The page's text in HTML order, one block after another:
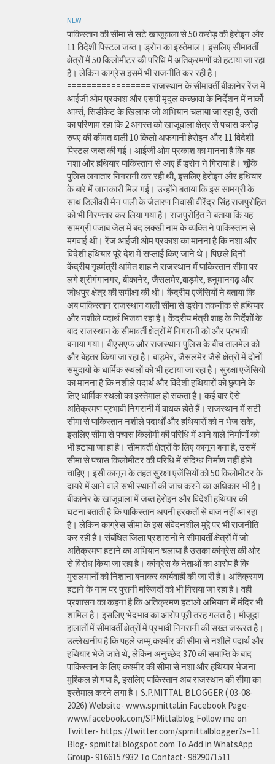
NEW
पाकिस्तान की सीमा से सटे खाजूवाला से 50 करोड़ की हेरोइन और
11 विदेशी पिस्टल जब्त। ड्रोन का इस्तेमाल। इसलिए सीमावर्ती
क्षेत्रों में 50 किलोमीटर की परिधि में अतिक्रमणों को हटाया जा रहा
है। लेकिन कांग्रेस इसमें भी राजनीति कर रही है।
================= राजस्थान के सीमावर्ती बीकानेर रेंज में
आईजी ओम प्रकाश और एसपी मृदुल कच्छावा के निर्देशन में नार्को
आर्म्स, सिडीकेट के खिलाफ जो अभियान चलाया जा रहा है, उसी
का परिणाम रहा कि 2 अगस्त को खाजूवाला क्षेत्र से पचास करोड़
रुपए की कीमत वाली 10 किलो अफगानी हेरोइन और 11 विदेशी
पिस्टल जब्त की गई। आईजी ओम प्रकाश का मानना है कि यह
नशा और हथियार पाकिस्तान से आए हैं ड्रोन ने गिराया है। चूंकि
पुलिस लगातार निगरानी कर रही थी, इसलिए हेरोइन और हथियार
के बारे में जानकारी मिल गई। उन्होंने बताया कि इस सामग्री के
साथ डिलीवरी मैन पाली के जैतारण निवासी वीरेंद्र सिंह राजपुरोहित
को भी गिरफ्तार कर लिया गया है। राजपुरोहित ने बताया कि यह
सामग्री पंजाब जेल में बंद लक्खी नाम के व्यक्ति ने पाकिस्तान से
मंगवाई थी। रेंज आईजी ओम प्रकाश का मानना है कि नशा और
विदेशी हथियार पूरे देश में सप्लाई किए जाने थे। पिछले दिनों
केंद्रीय गृहमंत्री अमित शाह ने राजस्थान में पाकिस्तान सीमा पर
लगे श्रीगंगानगर, बीकानेर, जैसलमेर,बाड़मेर, हनुमानगढ़ और
जोधपुर क्षेत्र की समीक्षा की थी। केंद्रीय एजेंसियों ने बताया कि
अब पाकिस्तान राजस्थान वाली सीमा से ड्रोन तकनीक से हथियार
और नशीले पदार्थ भिजवा रहा है। केंद्रीय मंत्री शाह के निर्देशों के
बाद राजस्थान के सीमावर्ती क्षेत्रों में निगरानी को और प्रभावी
बनाया गया। बीएसएफ और राजस्थान पुलिस के बीच तालमेल को
और बेहतर किया जा रहा है। बाड़मेर, जैसलमेर जैसे क्षेत्रों में दोनों
समुदायों के धार्मिक स्थलों को भी हटाया जा रहा है। सुरक्षा एजेंसियों
का मानना है कि नशीले पदार्थ और विदेशी हथियारों को छुपाने के
लिए धार्मिक स्थलों का इस्तेमाल हो सकता है। कई बार ऐसे
अतिक्रमण प्रभावी निगरानी में बाधक होते हैं। राजस्थान में सटी
सीमा से पाकिस्तान नशीले पदार्थों और हथियारों को न भेज सके,
इसलिए सीमा से पचास किलोमी की परिधि में आने वाले निर्माणों को
भी हटाया जा हा है। सीमावर्ती क्षेत्रों के लिए कानून बना है, उसमें
सीमा से पचास किलोमीटर की परिधि में संदिग्ध निर्माण नहीं होने
चाहिए। इसी कानून के तहत सुरक्षा एजेंसियों को 50 किलोमीटर के
दायरे में आने वाले सभी स्थानों की जांच करने का अधिकार भी है।
बीकानेर के खाजूवाला में जब्त हेरोइन और विदेशी हथियार की
घटना बताती है कि पाकिस्तान अपनी हरकतों से बाज नहीं आ रहा
है। लेकिन कांग्रेस सीमा के इस संवेदनशील मुद्दे पर भी राजनीति
कर रही है। संबंधित जिला प्रशासनों ने सीमावर्ती क्षेत्रों में जो
अतिक्रमण हटाने का अभियान चलाया है उसका कांग्रेस की ओर
से विरोध किया जा रहा है। कांग्रेस के नेताओं का आरोप है कि
मुसलमानों को निशाना बनाकर कार्यवाही की जा री है। अतिक्रमण
हटाने के नाम पर पुरानी मस्जिदों को भी गिराया जा रहा है। वही
प्रशासन का कहना है कि अतिक्रमण हटाओ अभियान में मंदिर भी
शामिल है। इसलिए भेदभाव का आरोप पूरी तरह गलत है। मौजूदा
हालातों में सीमावर्ती क्षेत्रों में प्रभावी निगरानी की सख्त जरूरत है।
उल्लेखनीय है कि पहले जम्मू कश्मीर की सीमा से नशीले पदार्थ और
हथियार भेजे जाते थे, लेकिन अनुच्छेद 370 की समाप्ति के बाद
पाकिस्तान के लिए कश्मीर की सीमा से नशा और हथियार भेजना
मुश्किल हो गया है, इसलिए पाकिस्तान अब राजस्थान की सीमा का
इस्तेमाल करने लगा है। S.P.MITTAL BLOGGER ( 03-08-
2026) Website- www.spmittal.in Facebook Page-
www.facebook.com/SPMittalblog Follow me on
Twitter- https://twitter.com/spmittalblogger?s=11
Blog- spmittal.blogspot.com To Add in WhatsApp
Group- 9166157932 To Contact- 9829071511